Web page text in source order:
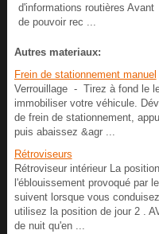
d'informations routières Avant
de pouvoir rec ...
Autres materiaux:
Frein de stationnement manuel
Verrouillage - Tirez à fond le
immobiliser votre véhicule.
de frein de stationnement,
puis abaissez &agr ...
Rétroviseurs
Rétroviseur intérieur La
l'éblouissement provoqué par
suivent lorsque vous
utilisez la position de jour 2 .
de nuit qu'en ...